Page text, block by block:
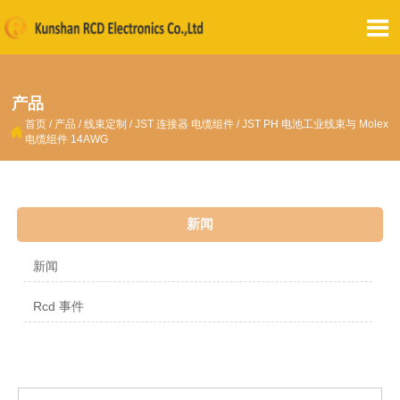

产品
 首页 / 产品 /线束定制 /JST 连接器 电缆组件 /JST PH 电池工业线束与 Molex
电缆组件 14AWG
新闻
新闻
Rcd 事件